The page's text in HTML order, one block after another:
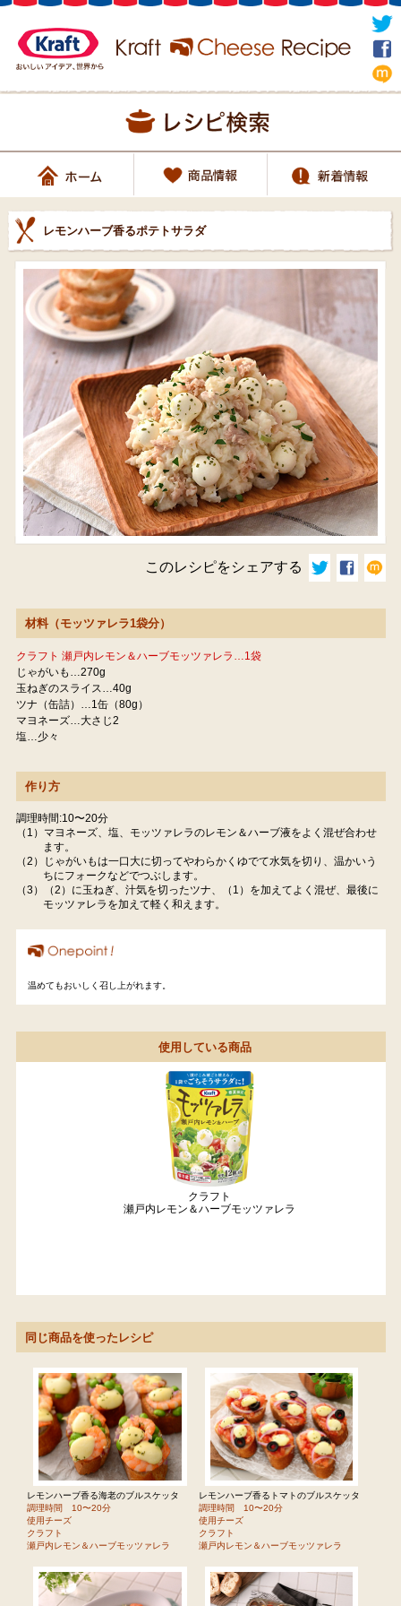
レモンハーブ香るポテトサラダ
このレシピをシェアする
材料（モッツァレラ1袋分）
クラフト 瀬戸内レモン＆ハーブモッツァレラ…1袋
じゃがいも…270g
玉ねぎのスライス…40g
ツナ（缶詰）…1缶（80g）
マヨネーズ…大さじ2
塩…少々
作り方
調理時間:10〜20分
（1）マヨネーズ、塩、モッツァレラのレモン＆ハーブ液をよく混ぜ合わせ
ます。
（2）じゃがいもは一口大に切ってやわらかくゆでて水気を切り、温かいう
ちにフォークなどでつぶします。
（3）（2）に玉ねぎ、汁気を切ったツナ、（1）を加えてよく混ぜ、最後に
モッツァレラを加えて軽く和えます。
温めてもおいしく召し上がれます。
使用している商品
クラフト
瀬戸内レモン＆ハーブモッツァレラ
同じ商品を使ったレシピ
レモンハーブ香る海老のブルスケッタ
調理時間 10〜20分
使用チーズ
クラフト
瀬戸内レモン＆ハーブモッツァレラ
レモンハーブ香るトマトのブルスケッタ
調理時間 10〜20分
使用チーズ
クラフト
瀬戸内レモン＆ハーブモッツァレラ